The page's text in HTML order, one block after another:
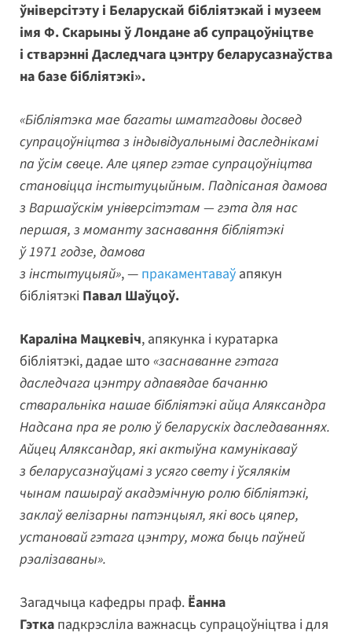
ўніверсітэту і Беларускай бібліятэкай і музеем
імя Ф. Скарыны ў Лондане аб супрацоўніцтве
і стварэнні Даследчага цэнтру беларусазнаўства
на базе бібліятэкі».
«Бібліятэка мае багаты шматгадовы досвед
супрацоўніцтва з індывідуальнымі даследнікамі
па ўсім свеце. Але цяпер гэтае супрацоўніцтва
становіцца інстытуцыйным. Падпісаная дамова
з Варшаўскім універсітэтам — гэта для нас
першая, з моманту заснавання бібліятэкі
ў 1971 годзе, дамова
з інстытуцыяй», — пракаментаваў апякун
бібліятэкі Павал Шаўцоў.
Караліна Мацкевіч, апякунка і куратарка
бібліятэкі, дадае што «заснаванне гэтага
даследчага цэнтру адпавядае бачанню
стваральніка нашае бібліятэкі айца Аляксандра
Надсана пра яе ролю ў беларускіх даследаваннях.
Айцец Аляксандар, які актыўна камунікаваў
з беларусазнаўцамі з усяго свету і ўсялякім
чынам пашыраў акадэмічную ролю бібліятэкі,
заклаў велізарны патэнцыял, які вось цяпер,
установай гэтага цэнтру, можа быць паўней
рэалізаваны».
Загадчыца кафедры праф. Ёанна
Гэтка падкрэсліла важнасць супрацоўніцтва і для